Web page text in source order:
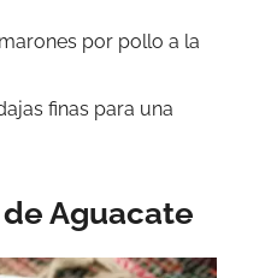
por pollo a la
finas para una
Aguacate